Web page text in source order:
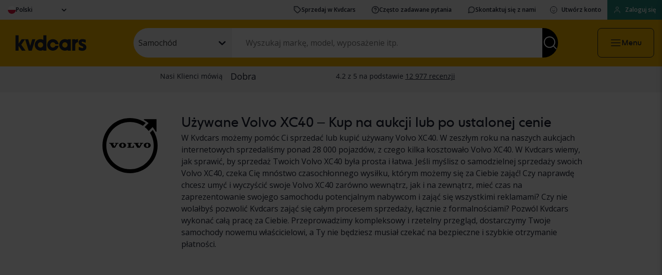
Polski Sprzedaj w Kvdcars Często zadawane pytania Skontaktuj się z nami Utwórz konto Zaloguj się
Samochód Menu
Używane Volvo XC40 – Kup na aukcji lub po ustalonej cenie
W Kvdcars możemy pomóc Ci sprzedać lub kupić używany Volvo XC40. W zeszłym roku na naszych aukcjach
internetowych sprzedaliśmy ponad 28 000 pojazdów, z czego kilka kosztowało Volvo XC40. W Kvdcars wiemy,
jak sprawić, by sprzedaż Twoich Volvo XC40 była prosta i łatwa. Jeśli myślisz o samodzielnej sprzedaży swoich
Volvo XC40, czeka Cię mnóstwo czasochłonnego wysiłku, którym możemy się za Ciebie zająć! Czy naprawdę
chcesz umyć i wyczyścić swoje Volvo XC40 zarówno wewnątrz, jak i na zewnątrz, mieć czas na
zaprezentowanie swojego samochodu potencjalnym nabywcom i zająć się wszystkimi reklamami? Czy nie
wolałbyś pozwolić Kvdcars zająć się całym procesem sprzedaży, łącznie z formalnościami? Pozwól Kvdcars
wykonać całą pracę za Ciebie. Przeprowadzimy kompleksowy i rzetelny przegląd, dostarczymy Twoje
samochody nowemu właścicielowi, a Ty nie będziesz musiał czekać na bezpieczne i szybkie otrzymanie
płatności.